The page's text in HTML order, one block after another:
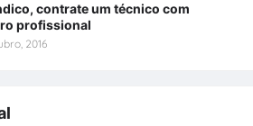
contrate um técnico com
profissional
2016